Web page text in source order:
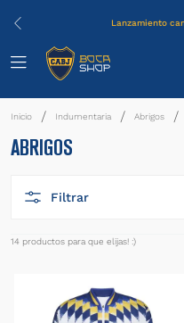
Lanzamiento
Indumentaria Abrigos
ABRIGOS
Filtrar
14 productos